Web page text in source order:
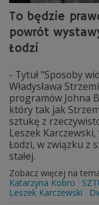
To będzie
powrót
Łodzi
- Tytuł "Sposoby
Władysława
programów Johna
który tak jak
sztukę z
Leszek
Łodzi, w związku z
stałej.
Zobacz więcej na
Katarzyna Kobro
Leszek Karczewski